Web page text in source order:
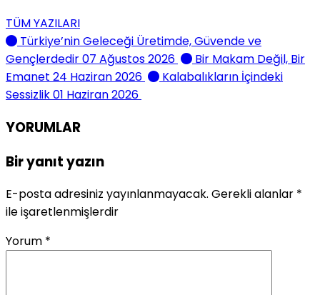
TÜM YAZILARI
Türkiye’nin Geleceği Üretimde, Güvende ve
Gençlerdedir07 Ağustos 2026
Bir Makam Değil, Bir
Emanet 24 Haziran 2026
Kalabalıkların İçindeki
Sessizlik01 Haziran 2026
YORUMLAR
Bir yanıt yazın
E-posta adresiniz yayınlanmayacak. Gerekli alanlar *
ile işaretlenmişlerdir
Yorum *